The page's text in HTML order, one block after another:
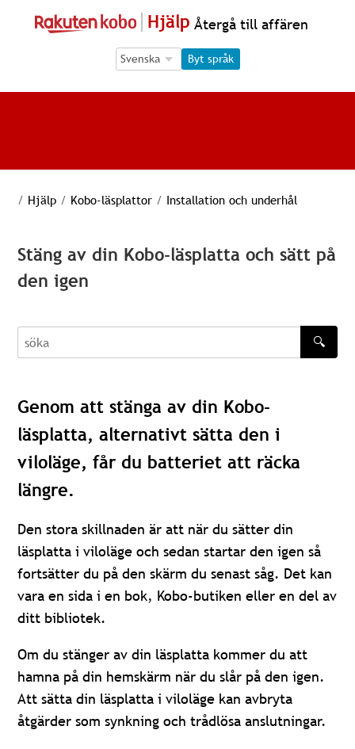
Hjälp Återgå till affären
Language Selection
Language Selection
Byt språk
/ Hjälp / Kobo-läsplattor / Installation och underhål
Stäng av din Kobo-läsplatta och sätt på
den igen
söka
🔍
Genom att stänga av din Kobo-
läsplatta, alternativt sätta den i
viloläge, får du batteriet att räcka
längre.
Den stora skillnaden är att när du sätter din
läsplatta i viloläge och sedan startar den igen så
fortsätter du på den skärm du senast såg. Det kan
vara en sida i en bok, Kobo-butiken eller en del av
ditt bibliotek.
Om du stänger av din läsplatta kommer du att
hamna på din hemskärm när du slår på den igen.
Att sätta din läsplatta i viloläge kan avbryta
åtgärder som synkning och trådlösa anslutningar.